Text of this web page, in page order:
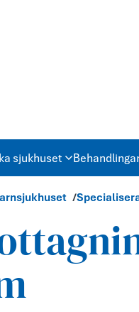
sjukhuset